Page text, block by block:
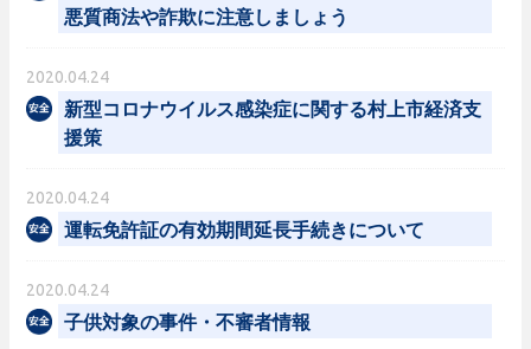
悪質商法や詐欺に注意しましょう
2020.04.24
新型コロナウイルス感染症に関する村上市経済支
援策
2020.04.24
運転免許証の有効期間延長手続きについて
2020.04.24
子供対象の事件・不審者情報